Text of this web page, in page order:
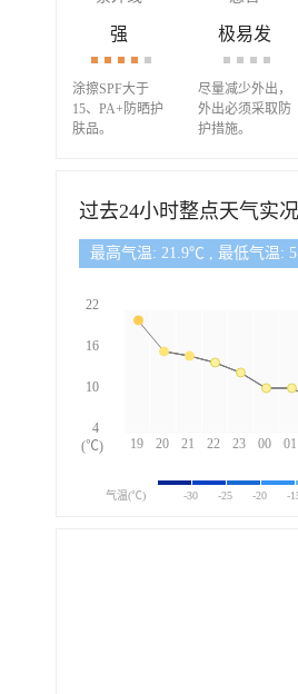
强
涂擦SPF大于
15、PA+防晒护
肤品。
极易发
尽量减少外出，
外出必须采取防
护措施。
过去24小时整点天气实况
最高气温: 21.9℃ , 最低气温:
19 20 21 22 23 00 01
22
16
10
4
(℃)
气温(℃) -30 -25 -20 -